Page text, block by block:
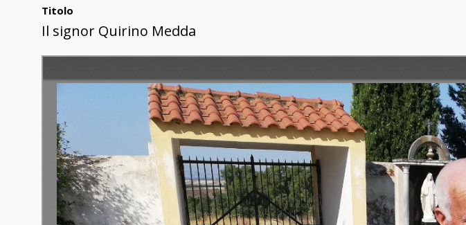
Titolo
Il signor Quirino Medda